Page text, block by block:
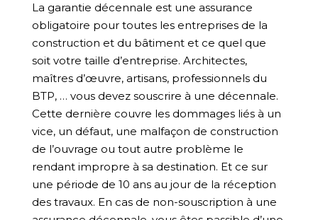
La garantie décennale est une assurance
obligatoire pour toutes les entreprises de la
construction et du bâtiment et ce quel que
soit votre taille d’entreprise. Architectes,
maîtres d’œuvre, artisans, professionnels du
BTP, … vous devez souscrire à une décennale.
Cette dernière couvre les dommages liés à un
vice, un défaut, une malfaçon de construction
de l’ouvrage ou tout autre problème le
rendant impropre à sa destination. Et ce sur
une période de 10 ans au jour de la réception
des travaux. En cas de non-souscription à une